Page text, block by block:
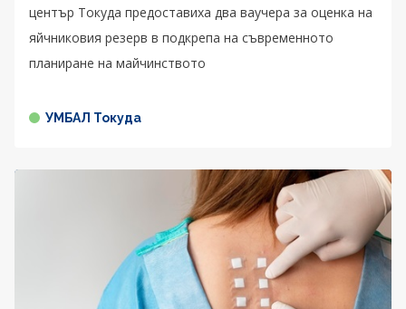
център Токуда предоставиха два ваучера за оценка на
яйчниковия резерв в подкрепа на съвременното
планиране на майчинството
УМБАЛ Токуда